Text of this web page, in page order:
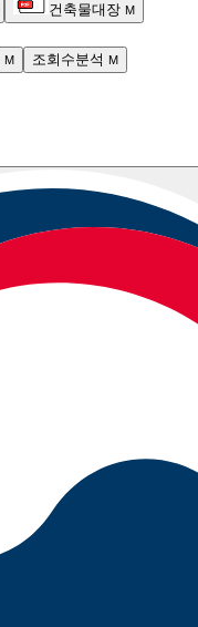
건축물대장 M
M 조회수분석 M